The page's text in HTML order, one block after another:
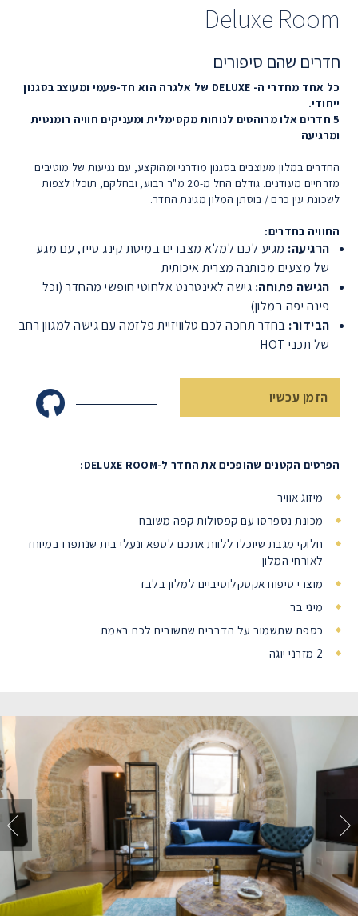
Deluxe Room
חדרים שהם סיפורים
כל אחד מחדרי ה- DELUXE של אלגרה הוא חד-פעמי ומעוצב בסגנון
ייחודי.
5 חדרים אלו מרוהטים לנוחות מקסימלית ומעניקים חוויה רומנטית
ומרגיעה
החדרים במלון מעוצבים בסגנון מודרני ומהוקצע, עם נגיעות של מוטיבים
מזרחיים מעודנים. גודלם החל מ-20 מ"ר רבוע, ובחלקם, תוכלו לצפות
לשכונת עין כרם / בוסתן המלון מגינת החדר.
החוויה בחדרים:
הרגיעה: מגיע לכם למלא מצברים במיטת קינג סייז, עם מגע
של מצעים מכותנה מצרית איכותית
הגישה פתוחה: גישה לאינטרנט אלחוטי חופשי מהחדר (וכל
פינה יפה במלון)
הבידור: בחדר תחכה לכם טלוויזיית פלזמה עם גישה למגוון רחב
של תכני HOT
הזמן עכשיו
הפרטים הקטנים שהופכים את החדר ל-DELUXE ROOM:
מיזוג אוויר
מכונת נספרסו עם קפסולות קפה משובח
חלוקי מגבת שיוכלו ללוות אתכם לספא ונעלי בית שנתפרו במיוחד
לאורחי המלון
מוצרי טיפוח אקסקלוסיביים למלון בלבד
מיני בר
כספת שתשמור על הדברים שחשובים לכם באמת
2 מזרני יוגה